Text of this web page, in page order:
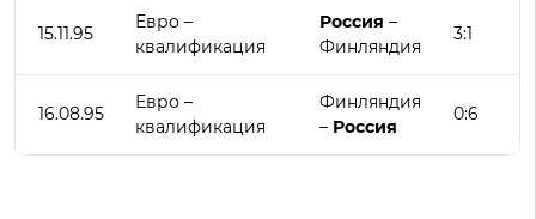
15.11.95
Евро –
квалификация
Россия –
Финляндия
3:1
16.08.95
Евро –
квалификация
Финляндия
– Россия
0:6